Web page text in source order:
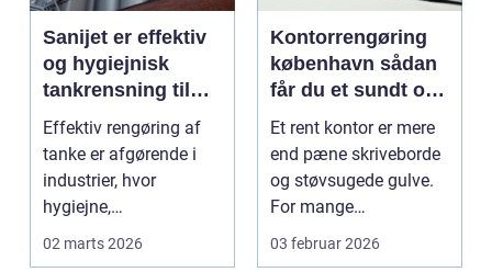
Sanijet er effektiv
og hygiejnisk
tankrensning til
krævende
industrier
Effektiv rengøring af
tanke er afgørende i
industrier, hvor
hygiejne,
02 marts 2026
Kontorrengøring
københavn sådan
får du et sundt og
præsentabelt
arbejdsmiljø
Et rent kontor er mere
end pæne skriveborde
og støvsugede gulve.
For mange
virksomheder i
03 februar 2026